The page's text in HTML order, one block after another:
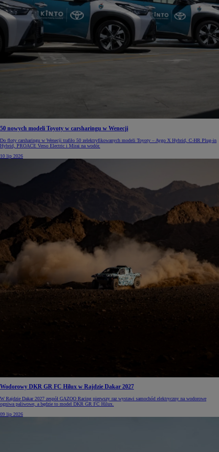
50 nowych modeli Toyoty w carsharingu w Wenecji
Do floty carsharingu w Wenecji trafiło 50 zelektryfikowanych modeli Toyoty – Aygo X Hybrid, C-HR Plug-in
Hybrid, PROACE Verso Electric i Mirai na wodór.
10 lip 2026
Wodorowy DKR GR FC Hilux w Rajdzie Dakar 2027
W Rajdzie Dakar 2027 zespół GAZOO Racing pierwszy raz wystawi samochód elektryczny na wodorowe
ogniwa paliwowe, a będzie to model DKR GR FC Hilux.
09 lip 2026